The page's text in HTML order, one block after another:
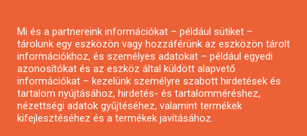
Alkotói pályázat multimédia-kiállításhoz
Mi és a partnereink információkat – például sütiket –
tárolunk egy eszközön vagy hozzáférünk az eszközön tárolt
információkhoz, és személyes adatokat – például egyedi
azonosítókat és az eszköz által küldött alapvető
információkat – kezelünk személyre szabott hirdetések és
tartalom nyújtásához, hirdetés- és tartalomméréshez,
nézettségi adatok gyűjtéséhez, valamint termékek
kifejlesztéséhez és a termékek javításához.